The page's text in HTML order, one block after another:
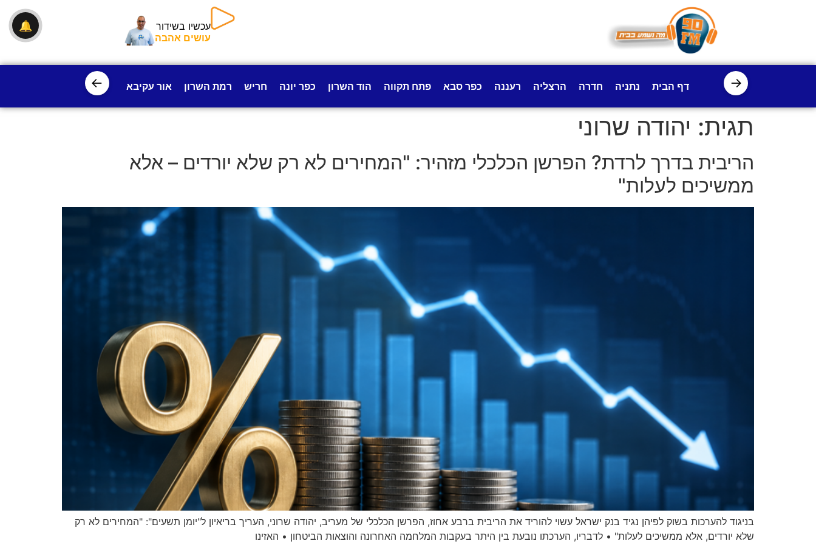
עכשיו בשידור
עושים אהבה
→ דף הבית נתניה חדרה הרצליה רעננה כפר סבא פתח תקווה הוד השרון כפר יונה חריש רמת השרון אור עקיבא פרדס חנה
←
תגית: יהודה שרוני
הריבית בדרך לרדת? הפרשן הכלכלי מזהיר: "המחירים לא רק שלא יורדים – אלא
ממשיכים לעלות"
בניגוד להערכות בשוק לפיהן נגיד בנק ישראל עשוי להוריד את הריבית ברבע אחוז, הפרשן הכלכלי של מעריב, יהודה שרוני, העריך בריאיון ל"יומן תשעים": "המחירים לא רק
שלא יורדים, אלא ממשיכים לעלות" • לדבריו, הערכתו נובעת בין היתר בעקבות המלחמה האחרונה והוצאות הביטחון • האזינו
🔔